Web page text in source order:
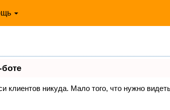
клиентов никуда. Мало того, что нужно